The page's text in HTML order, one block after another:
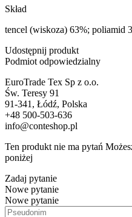
Skład
tencel (wiskoza) 63%; poliamid
Udostępnij produkt
Podmiot odpowiedzialny
EuroTrade Tex Sp z o.o.
Św. Teresy 91
91-341, Łódź, Polska
+48 500-503-636
info@conteshop.pl
Ten produkt nie ma pytań
poniżej
Zadaj pytanie
Nowe pytanie
Nowe pytanie